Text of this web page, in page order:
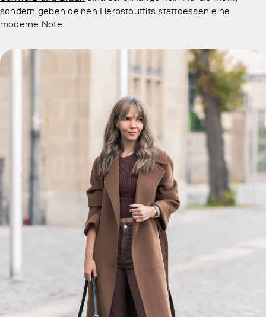
sondern geben deinen Herbstoutfits stattdessen eine
moderne Note.